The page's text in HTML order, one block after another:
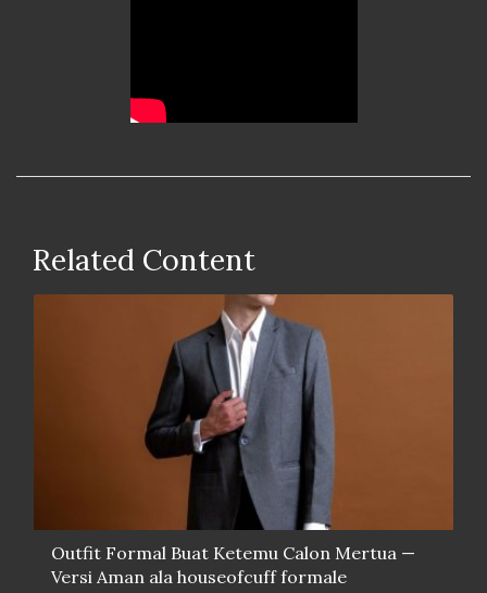
Related Content
Outfit Formal Buat Ketemu Calon Mertua —
Versi Aman ala houseofcuff formale